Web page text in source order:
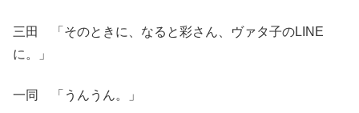
三田 「そのときに、なると彩さん、ヴァタ子のLINE
に。」
一同 「うんうん。」